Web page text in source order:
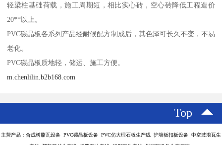
轻梁柱基础荷载，施工周期短，相比实心砖，空心砖降低工程造价
20**以上。
PVC碳晶板各系列产品经耐候配方制成后，其色泽可长久不变，不易
老化。
PVC碳晶板质地轻，储运、施工方便。
m.chenlilin.b2b168.com
Top
主营产品：合成树脂瓦设备 PVC碳晶板设备 PVC仿大理石板生产线 护墙板扣板设备 中空波浪瓦生